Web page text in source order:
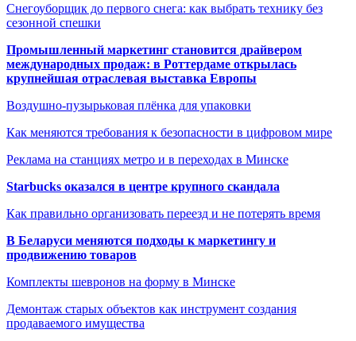
Снегоуборщик до первого снега: как выбрать технику без
сезонной спешки
Промышленный маркетинг становится драйвером
международных продаж: в Роттердаме открылась
крупнейшая отраслевая выставка Европы
Воздушно-пузырьковая плёнка для упаковки
Как меняются требования к безопасности в цифровом мире
Реклама на станциях метро и в переходах в Минске
Starbucks оказался в центре крупного скандала
Как правильно организовать переезд и не потерять время
В Беларуси меняются подходы к маркетингу и
продвижению товаров
Комплекты шевронов на форму в Минске
Демонтаж старых объектов как инструмент создания
продаваемого имущества